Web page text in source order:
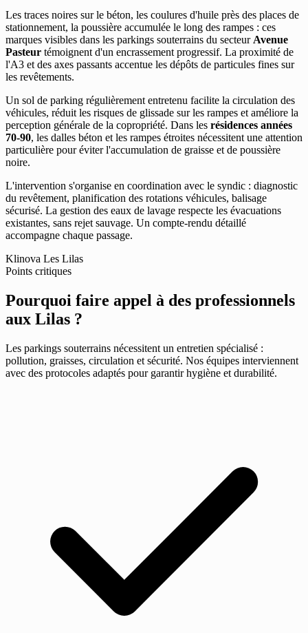
Les traces noires sur le béton, les coulures d'huile près des places de
stationnement, la poussière accumulée le long des rampes : ces
marques visibles dans les parkings souterrains du secteur Avenue
Pasteur témoignent d'un encrassement progressif. La proximité de
l'A3 et des axes passants accentue les dépôts de particules fines sur
les revêtements.
Un sol de parking régulièrement entretenu facilite la circulation des
véhicules, réduit les risques de glissade sur les rampes et améliore la
perception générale de la copropriété. Dans les résidences années
70-90, les dalles béton et les rampes étroites nécessitent une attention
particulière pour éviter l'accumulation de graisse et de poussière
noire.
L'intervention s'organise en coordination avec le syndic : diagnostic
du revêtement, planification des rotations véhicules, balisage
sécurisé. La gestion des eaux de lavage respecte les évacuations
existantes, sans rejet sauvage. Un compte-rendu détaillé
accompagne chaque passage.
Klinova Les Lilas
Points critiques
Pourquoi faire appel à des professionnels
aux Lilas ?
Les parkings souterrains nécessitent un entretien spécialisé :
pollution, graisses, circulation et sécurité. Nos équipes interviennent
avec des protocoles adaptés pour garantir hygiène et durabilité.